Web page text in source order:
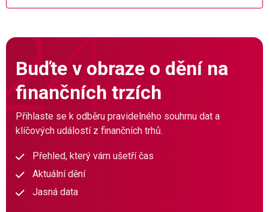
Buďte v obraze o dění na
finančních trzích
Přihlaste se k odběru pravidelného souhrnu dat a
klíčových událostí z finančních trhů.
Přehled, který vám ušetří čas
Aktuální dění
Jasná data